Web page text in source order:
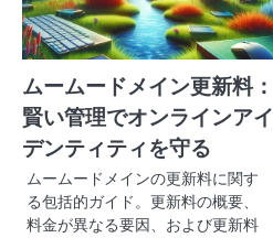
ョ
ン
ムームードメイン更新料：
賢い管理でオンラインアイ
デンティティを守る
ムームードメインの更新料に関す
る包括的ガイド。更新料の概要、
料金が異なる要因、および更新料